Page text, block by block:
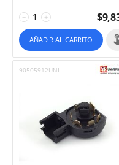
+
− $
AÑADIR AL CARRITO
90505912UNI